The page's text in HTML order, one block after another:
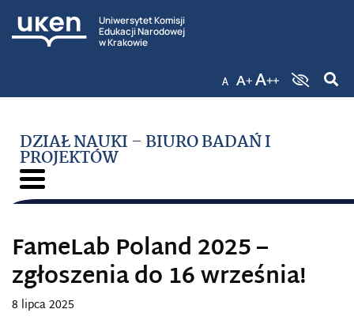
Uniwersytet Komisji
Edukacji Narodowej
w Krakowie
DZIAŁ NAUKI – BIURO BADAŃ I
PROJEKTÓW
FameLab Poland 2025 –
zgłoszenia do 16 września!
8 lipca 2025